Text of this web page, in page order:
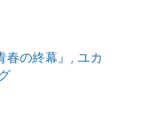
春の終幕』, ユカ